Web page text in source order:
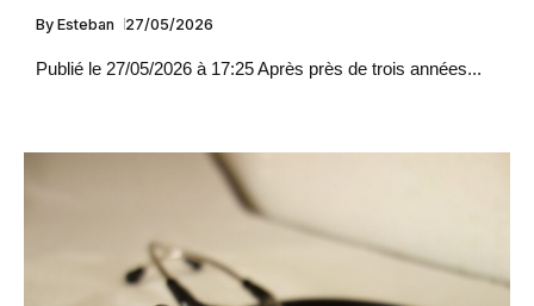
By Esteban 27/05/2026
Publié le 27/05/2026 à 17:25 Après près de trois années...